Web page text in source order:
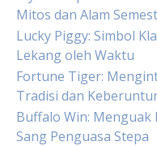
Mitos dan Alam
Lucky Piggy: Simbol
Lekang oleh Waktu
Fortune Tiger:
Tradisi dan
Buffalo Win:
Sang Penguasa Stepa